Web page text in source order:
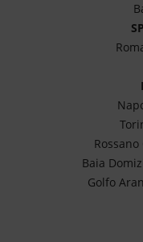
Baia
Golfo